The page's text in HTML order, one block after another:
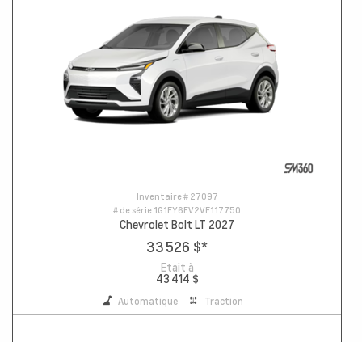
Inventaire # 27097
# de série 1G1FY6EV2VF117750
Chevrolet Bolt LT 2027
33 526 $*
Etait à
43 414 $
Automatique Traction